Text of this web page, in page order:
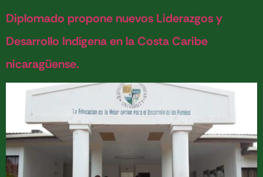
Diplomado propone nuevos Liderazgos y
Desarrollo Indígena en la Costa Caribe
nicaragüense.